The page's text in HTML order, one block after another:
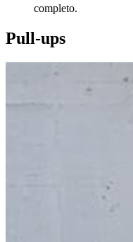
completo.
Pull-ups